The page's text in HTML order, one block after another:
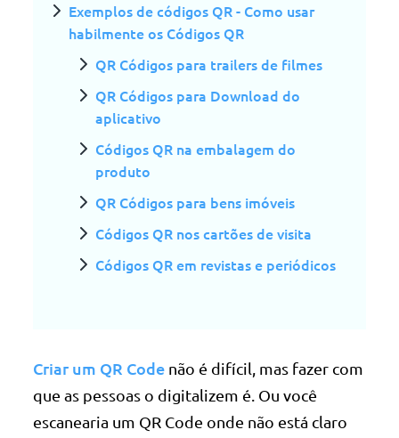
Exemplos de códigos QR - Como usar
habilmente os Códigos QR
QR Códigos para trailers de filmes
QR Códigos para Download do
aplicativo
Códigos QR na embalagem do
produto
QR Códigos para bens imóveis
Códigos QR nos cartões de visita
Códigos QR em revistas e periódicos
Criar um QR Code não é difícil, mas fazer com
que as pessoas o digitalizem é. Ou você
escanearia um QR Code onde não está claro